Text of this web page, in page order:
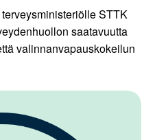
STTK
saatavuutta
valinnanvapauskokeilun